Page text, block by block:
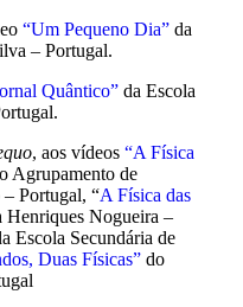
“Um Pequeno Dia” da
– Portugal.
Quântico” da Escola
, aos vídeos “A Física
Agrupamento de
Portugal, “A Física das
Henriques Nogueira –
Escola Secundária de
Duas Físicas” do